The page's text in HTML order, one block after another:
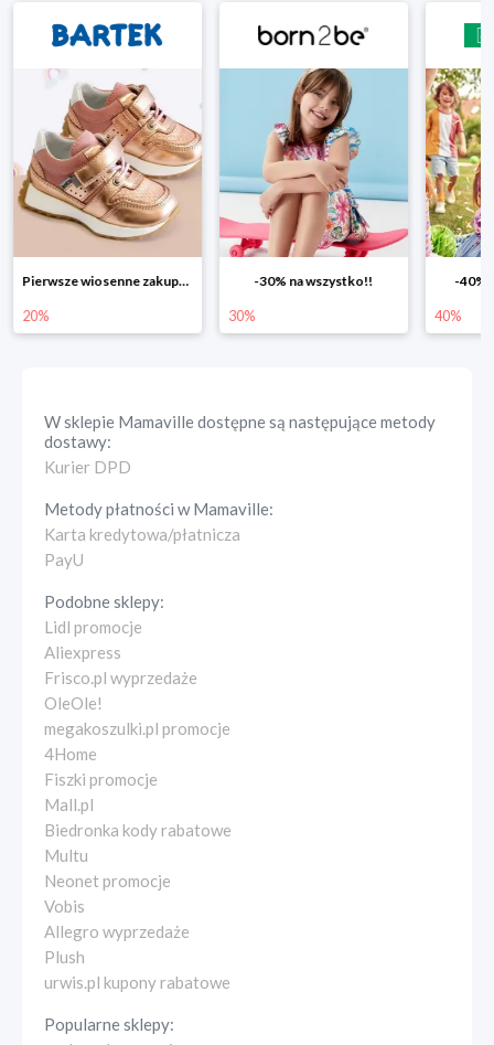
-30% na wszystko!! -40% na drugą sztukę
W sklepie Mamavilledostępne są następujące metody
dostawy:
Kurier DPD
Metody płatności wMamaville:
Karta kredytowa/płatnicza
PayU
Podobne sklepy:
Lidl promocje
Aliexpress
Frisco.pl wyprzedaże
OleOle!
megakoszulki.pl promocje
4Home
Fiszki promocje
Mall.pl
Biedronka kody rabatowe
Multu
Neonet promocje
Vobis
Allegro wyprzedaże
Plush
urwis.pl kupony rabatowe
Popularne sklepy: